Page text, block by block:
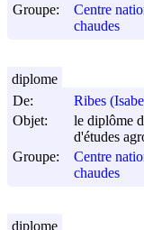
Groupe:
Centre
chaudes
De:
Ribes
Objet:
le diplôme
d'études
Groupe:
Centre
chaudes
diplome
diplome